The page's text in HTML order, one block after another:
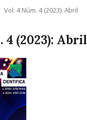
Vol. 4 Núm. 4 (2023): Abril
4 (2023): Abril